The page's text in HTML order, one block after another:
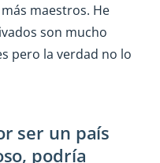
maestros. He
son mucho
pero la verdad no lo
ser un país
podría